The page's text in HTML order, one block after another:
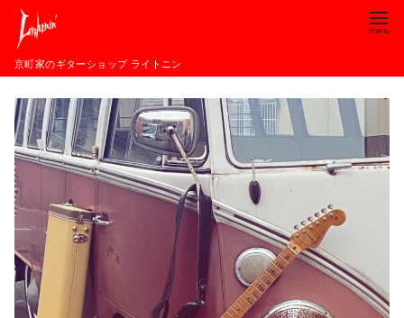
京町家のギターショップ ライトニン